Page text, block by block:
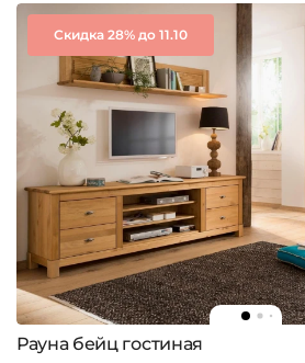
Скидка 28% до 11.10
Рауна бейц гостиная